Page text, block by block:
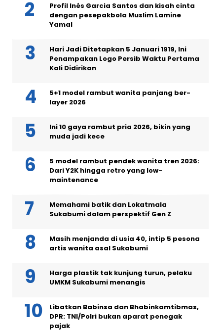
Profil Inés Garcia Santos dan kisah cinta
dengan pesepakbola Muslim Lamine
Yamal
Hari Jadi Ditetapkan 5 Januari 1919, Ini
Penampakan Logo Persib Waktu Pertama
Kali Didirikan
5+1 model rambut wanita panjang ber-
layer 2026
Ini 10 gaya rambut pria 2026, bikin yang
muda jadi kece
5 model rambut pendek wanita tren 2026:
Dari Y2K hingga retro yang low-
maintenance
Memahami batik dan Lokatmala
Sukabumi dalam perspektif Gen Z
Masih menjanda di usia 40, intip 5 pesona
artis wanita asal Sukabumi
Harga plastik tak kunjung turun, pelaku
UMKM Sukabumi menangis
Libatkan Babinsa dan Bhabinkamtibmas,
DPR: TNI/Polri bukan aparat penegak
pajak